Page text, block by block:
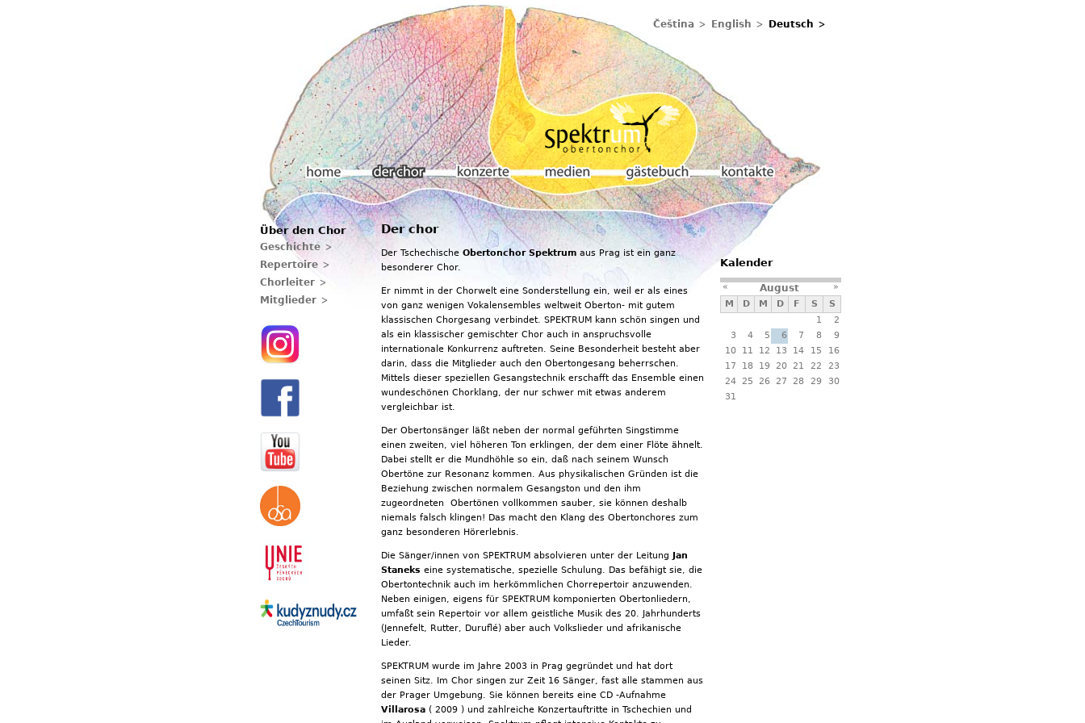
Čeština English Deutsch
Der chor
Der Tschechische Obertonchor Spektrum aus Prag ist ein ganz
besonderer Chor.
Er nimmt in der Chorwelt eine Sonderstellung ein, weil er als eines
von ganz wenigen Vokalensembles weltweit Oberton- mit gutem
klassischen Chorgesang verbindet. SPEKTRUM kann schön singen und
als ein klassischer gemischter Chor auch in anspruchsvolle
internationale Konkurrenz auftreten. Seine Besonderheit besteht aber
darin, dass die Mitglieder auch den Obertongesang beherrschen.
Mittels dieser speziellen Gesangstechnik erschafft das Ensemble einen
wundeschönen Chorklang, der nur schwer mit etwas anderem
vergleichbar ist.
Der Obertonsänger läßt neben der normal geführten Singstimme
einen zweiten, viel höheren Ton erklingen, der dem einer Flöte ähnelt.
Dabei stellt er die Mundhöhle so ein, daß nach seinem Wunsch
Obertöne zur Resonanz kommen. Aus physikalischen Gründen ist die
Beziehung zwischen normalem Gesangston und den ihm
zugeordneten Obertönen vollkommen sauber, sie können deshalb
niemals falsch klingen! Das macht den Klang des Obertonchores zum
ganz besonderen Hörerlebnis.
Die Sänger/innen von SPEKTRUM absolvieren unter der Leitung Jan
Staneks eine systematische, spezielle Schulung. Das befähigt sie, die
Obertontechnik auch im herkömmlichen Chorrepertoir anzuwenden.
Neben einigen, eigens für SPEKTRUM komponierten Obertonliedern,
umfaßt sein Repertoir vor allem geistliche Musik des 20. Jahrhunderts
(Jennefelt, Rutter, Duruflé) aber auch Volkslieder und afrikanische
Lieder.
SPEKTRUM wurde im Jahre 2003 in Prag gegründet und hat dort
seinen Sitz. Im Chor singen zur Zeit 16 Sänger, fast alle stammen aus
der Prager Umgebung. Sie können bereits eine CD -Aufnahme
Villarosa ( 2009 ) und zahlreiche Konzertauftritte in Tschechien und
Hauptmenü
Home Der chor Konzerte Medien Gästebuch Kontakte
Über den Chor
Geschichte
Repertoire
Chorleiter
Mitglieder
Kalender
« August
»
M
D M D F S
S
1
2
3
4 5 6 7 8
9
10
11 12 13 14 15
16
17
18 19 20 21 22
23
24 25 26 27 28 29
30
31